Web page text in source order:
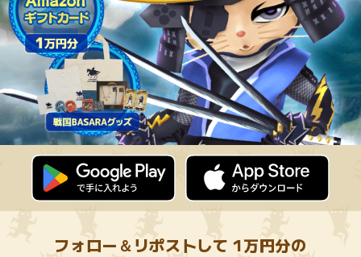
フォロー＆リポストして 1万円分の